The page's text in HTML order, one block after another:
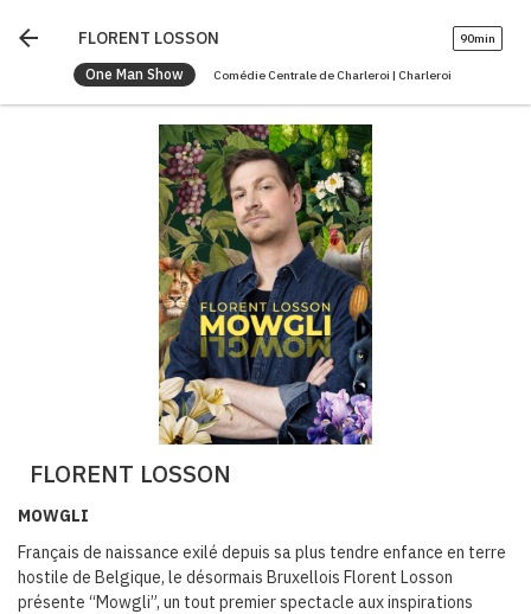
arrow_back FLORENT LOSSON 90min
One Man Show Comédie Centrale de Charleroi | Charleroi
FLORENT LOSSON
MOWGLI
Français de naissance exilé depuis sa plus tendre enfance en terre
hostile de Belgique, le désormais Bruxellois Florent Losson
présente “Mowgli”, un tout premier spectacle aux inspirations